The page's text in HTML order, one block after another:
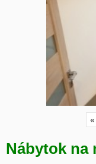
«
Nábytok na